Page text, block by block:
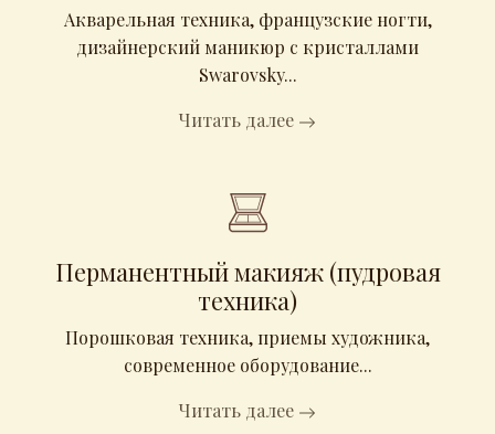
Акварельная техника, французские ногти,
дизайнерский маникюр с кристаллами
Swarovsky...
Читать далее
Перманентный макияж (пудровая
техника)
Порошковая техника, приемы художника,
современное оборудование...
Читать далее